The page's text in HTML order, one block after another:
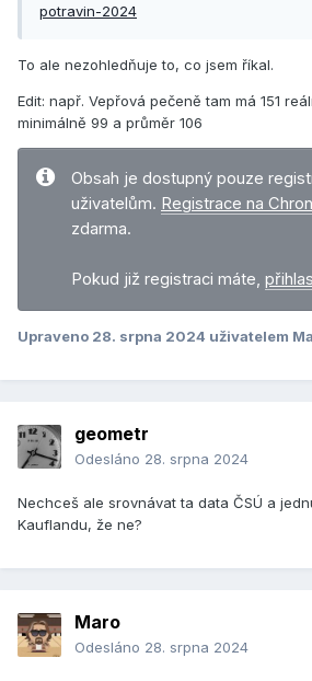
potravin-2024
To ale nezohledňuje to, co jsem říkal.
Edit: např. Vepřová pečeně tam má 151
minimálně 99 a průměr 106
Obsah je dostupný pouze
uživatelům. Registrace na
zdarma.
Pokud již registraci máte,
Upraveno 28. srpna 2024 uživatelem
geometr
Odesláno 28. srpna 2024
Nechceš ale srovnávat ta data ČSÚ a
Kauflandu, že ne?
Maro
Odesláno 28. srpna 2024